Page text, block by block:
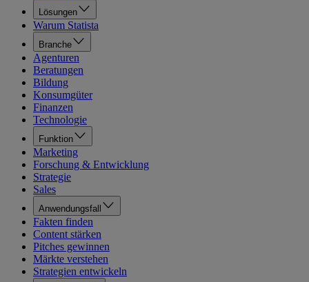
Lösungen
Warum Statista
Branche
Agenturen
Beratungen
Bildung
Konsumgüter
Finanzen
Technologie
Funktion
Marketing
Forschung & Entwicklung
Strategie
Sales
Anwendungsfall
Fakten finden
Content stärken
Pitches gewinnen
Märkte verstehen
Strategien entwickeln